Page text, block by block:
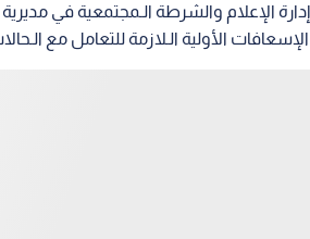
الإعلام والشرطة الـمجتمعية في
الأولية الـلازمة للتعامل مع